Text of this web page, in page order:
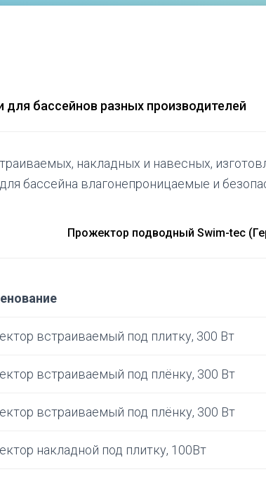
для бассейнов разных производителей
накладных и навесных,
бассейна влагонепроницаемые и
Прожектор подводный Swim-tec
встраиваемый под плитку, 300 Вт
встраиваемый под плёнку, 300 Вт
встраиваемый под плёнку, 300 Вт
накладной под плитку, 100Вт